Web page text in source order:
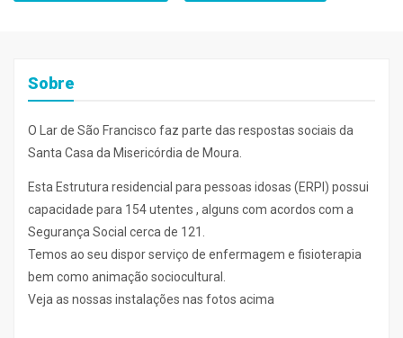
Sobre
O Lar de São Francisco faz parte das respostas sociais da
Santa Casa da Misericórdia de Moura.
Esta Estrutura residencial para pessoas idosas (ERPI) possui
capacidade para 154 utentes , alguns com acordos com a
Segurança Social cerca de 121.
Temos ao seu dispor serviço de enfermagem e fisioterapia
bem como animação sociocultural.
Veja as nossas instalações nas fotos acima